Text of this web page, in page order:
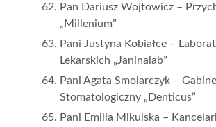
Pan Dariusz Wojtowicz –
„Millenium”
Pani Justyna Kobiałce –
Lekarskich „Janinalab”
Pani Agata Smolarczyk –
Stomatologiczny „Denticus”
Pani Emilia Mikulska –